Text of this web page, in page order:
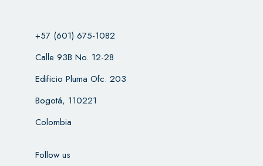
+57 (601) 675-1082
Calle 93B No. 12-28
Edificio Pluma Ofc. 203
Bogotá, 110221
Colombia
Follow us